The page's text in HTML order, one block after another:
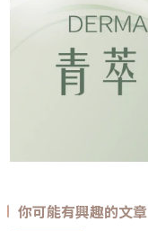
你可能有興趣的文章